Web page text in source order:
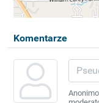
Komentarze